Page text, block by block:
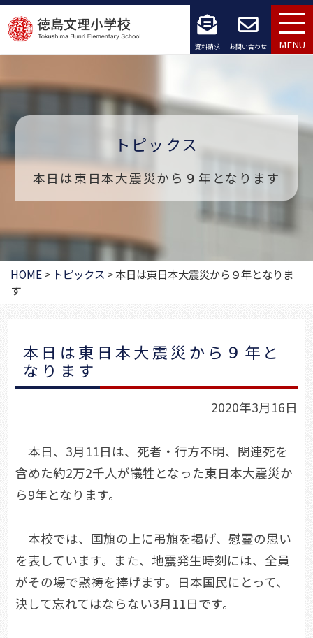
コ
ン
ン
へ
ッ
プ
資料請求 お問い合わせ MENU
トピックス
本日は東日本大震災から９年となります
HOME> トピックス >本日は東日本大震災から９年となりま
す
本日は東日本大震災から９年と
なります
2020年3月16日
本日、3月11日は、死者・行方不明、関連死を
含めた約2万2千人が犠牲となった東日本大震災か
ら9年となります。
本校では、国旗の上に弔旗を掲げ、慰霊の思い
を表しています。また、地震発生時刻には、全員
がその場で黙祷を捧げます。日本国民にとって、
決して忘れてはならない3月11日です。